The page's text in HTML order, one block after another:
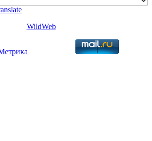
WildWeb